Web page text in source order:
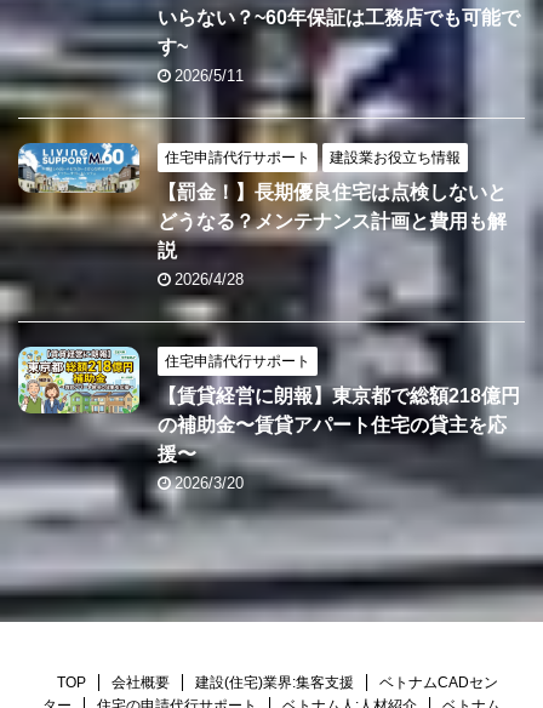
いらない？~60年保証は工務店でも可能で
す~
2026/5/11
住宅申請代行サポート 建設業お役立ち情報
【罰金！】長期優良住宅は点検しないと
どうなる？メンテナンス計画と費用も解
説
2026/4/28
住宅申請代行サポート
【賃貸経営に朗報】東京都で総額218億円
の補助金〜賃貸アパート住宅の貸主を応
援〜
2026/3/20
TOP 会社概要 建設(住宅)業界:集客支援
ベトナムCADセン